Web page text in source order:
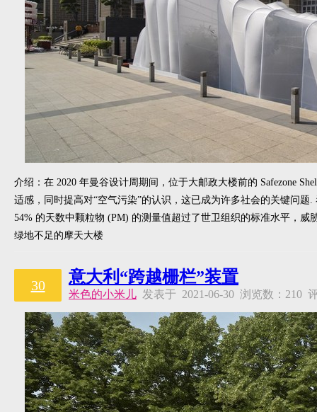
介绍：在 2020 年曼谷设计周期间，位于大邮政大楼前的 Safezone
适感，同时提高对“空气污染”的认识，这已成为许多社会的关键问
54% 的天数中颗粒物 (PM) 的测量值超过了世卫组织的标准水平，
绿地不足的摩天大楼
30 意大利“跨越栅栏”装置
米色的小米儿 发表于 2021-06-30 浏览数：210